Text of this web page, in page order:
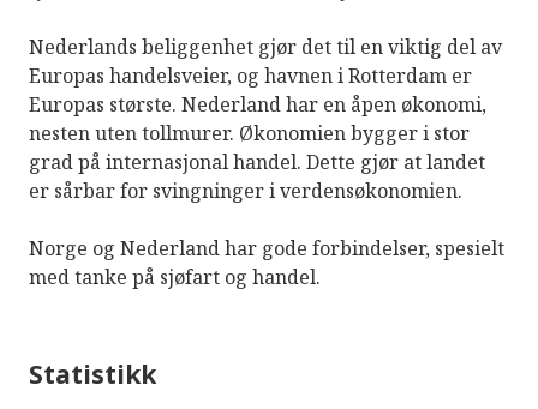
Nederlands beliggenhet gjør det til en viktig del av
Europas handelsveier, og havnen i Rotterdam er
Europas største. Nederland har en åpen økonomi,
nesten uten tollmurer. Økonomien bygger i stor
grad på internasjonal handel. Dette gjør at landet
er sårbar for svingninger i verdensøkonomien.
Norge og Nederland har gode forbindelser, spesielt
med tanke på sjøfart og handel.
Statistikk